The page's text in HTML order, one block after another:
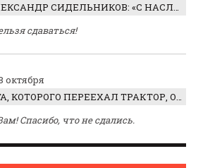
ГЛУХОЙ АКТЕР АЛЕКСАНДР СИДЕЛЬНИКОВ: «С НАСЛАЖДЕНИЕМ ИГРАЛ ОТРИЦАТЕЛЬНОГО ГЕРОЯ!»
сдаваться!
октября
СЕРДЦЕ ПАЦИЕНТА, КОТОРОГО ПЕРЕЕХАЛ ТРАКТОР, ОБНАРУЖИЛИ… В ЖИВОТЕ
Спасибо, что не сдались.